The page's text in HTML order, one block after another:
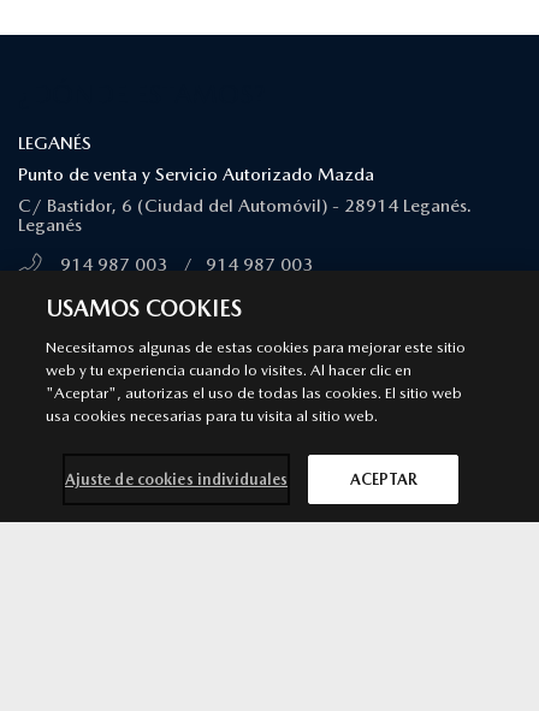
LEGANÉS
Punto de venta y Servicio Autorizado Mazda
C/ Bastidor, 6 (Ciudad del Automóvil) - 28914 Leganés.
Leganés
914 987 003
/
914 987 003
MÁS INFORMACIÓN
MAJADAHONDA
Punto de venta y Servicio Autorizado Mazda
911 091 430 / 911 091 430
MÁS INFORMACIÓN
USAMOS COOKIES
Necesitamos algunas de estas cookies para mejorar este sitio
web y tu experiencia cuando lo visites. Al hacer clic en
"Aceptar", autorizas el uso de todas las cookies. El sitio web
usa cookies necesarias para tu visita al sitio web.
Ajuste de cookies individuales ACEPTAR